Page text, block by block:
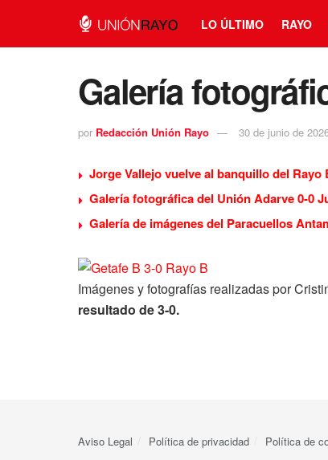
LO ÚLTIMO RAYO
Galería
por Redacción Unión Rayo 30 de junio de
Jorge Vallejo vuelve al banquillo del Rayo
Galería fotográfica del Unión Adarve 0-0
Galería de imágenes del Paracuellos
Imágenes y fotografías realizadas por
resultado de 3-0.
Aviso Legal Política de privacidad Política de